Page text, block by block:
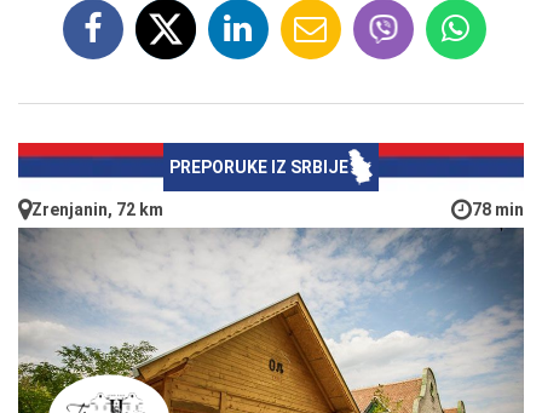
PREPORUKE IZ SRBIJE
Zrenjanin, 72 km 78 min